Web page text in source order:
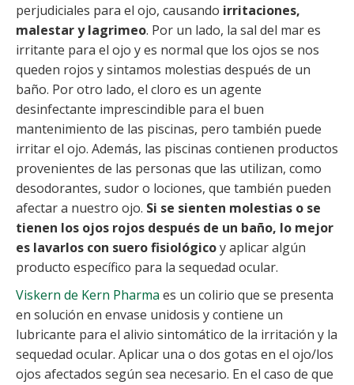
perjudiciales para el ojo, causando irritaciones,
malestar y lagrimeo. Por un lado, la sal del mar es
irritante para el ojo y es normal que los ojos se nos
queden rojos y sintamos molestias después de un
baño. Por otro lado, el cloro es un agente
desinfectante imprescindible para el buen
mantenimiento de las piscinas, pero también puede
irritar el ojo. Además, las piscinas contienen productos
provenientes de las personas que las utilizan, como
desodorantes, sudor o lociones, que también pueden
afectar a nuestro ojo. Si se sienten molestias o se
tienen los ojos rojos después de un baño, lo mejor
es lavarlos con suero fisiológicoy aplicar algún
producto específico para la sequedad ocular.
Viskern de Kern Pharma es un colirio que se presenta
en solución en envase unidosis y contiene un
lubricante para el alivio sintomático de la irritación y la
sequedad ocular. Aplicar una o dos gotas en el ojo/los
ojos afectados según sea necesario. En el caso de que